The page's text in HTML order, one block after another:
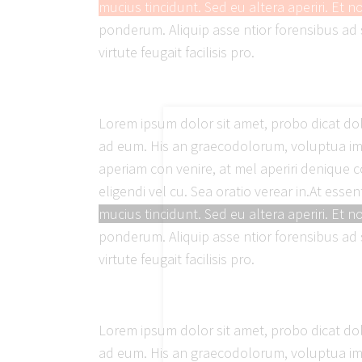
mucius tincidunt. Sed eu altera aperiri. Et
ponderum. Aliquip asse ntior forensibus
virtute feugait facilisis pro.
Lorem ipsum dolor sit amet, probo dicat
ad eum. His an graecodolorum, voluptua
aperiam con venire, at mel aperiri denique
eligendi vel cu. Sea oratio verear in.At
mucius tincidunt. Sed eu altera aperiri. Et
ponderum. Aliquip asse ntior forensibus
virtute feugait facilisis pro.
Lorem ipsum dolor sit amet, probo dicat
ad eum. His an graecodolorum, voluptua